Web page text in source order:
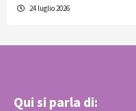
24 luglio 2026
Qui si parla di: